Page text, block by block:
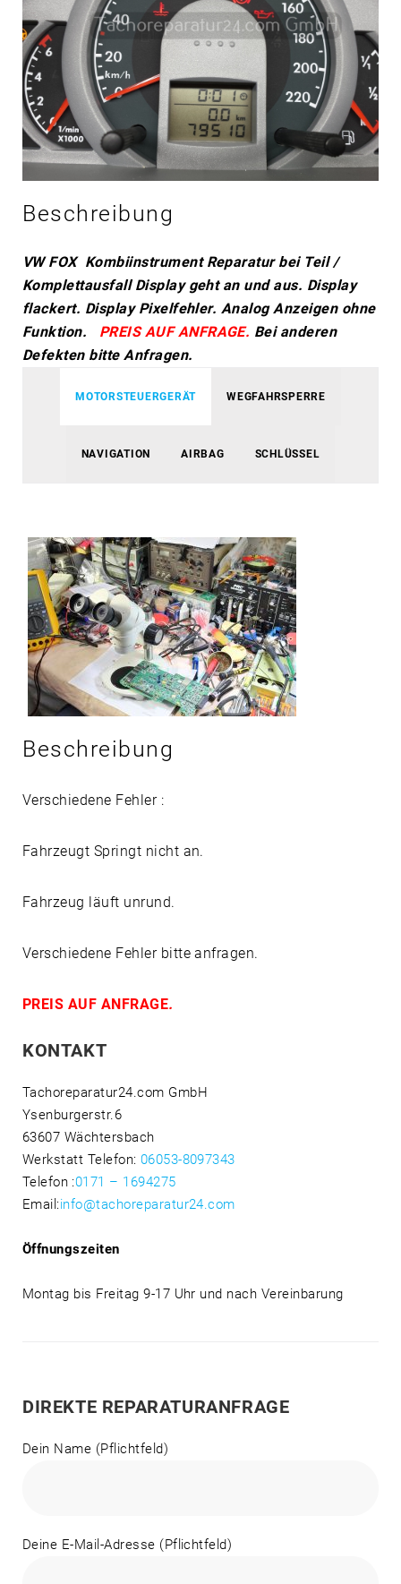
Beschreibung
VW FOX Kombiinstrument Reparatur bei Teil /
Komplettausfall Display geht an und aus. Display
flackert. Display Pixelfehler. Analog Anzeigen ohne
Funktion.
PREIS AUF ANFRAGE. Bei anderen
Defekten bitte Anfragen.
MOTORSTEUERGERÄT WEGFAHRSPERRE
NAVIGATION AIRBAG SCHLÜSSEL
Beschreibung
Verschiedene Fehler :
Fahrzeugt Springt nicht an.
Fahrzeug läuft unrund.
Verschiedene Fehler bitte anfragen.
PREIS AUF ANFRAGE.
KONTAKT
Tachoreparatur24.com GmbH
Ysenburgerstr.6
63607 Wächtersbach
Werkstatt Telefon: 06053-8097343
Telefon :0171 – 1694275
Email:info@tachoreparatur24.com
Öffnungszeiten
Montag bis Freitag 9-17 Uhr und nach Vereinbarung
DIREKTE REPARATURANFRAGE
Dein Name (Pflichtfeld)
Deine E-Mail-Adresse (Pflichtfeld)